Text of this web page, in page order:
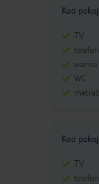
Kod
TV
telefon
WC
Kod
TV
telefon